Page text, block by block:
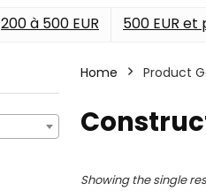
200 à 500 EUR 500 EUR et
Home Product
Showing the single